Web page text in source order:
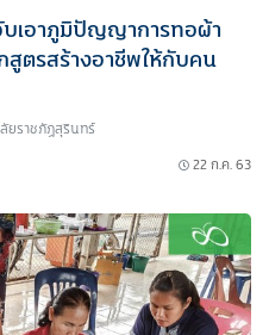
เอาภูมิปัญญาการทอผ้า
ตรสร้างอาชีพให้กับคน
ยราชภัฏสุรินทร์
22 ก.ค. 63